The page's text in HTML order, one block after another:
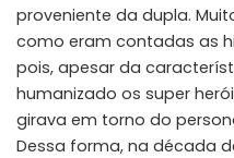
proveniente da dupla.
como eram contadas as
pois, apesar da
humanizado os super
girava em torno do
Dessa forma, na década